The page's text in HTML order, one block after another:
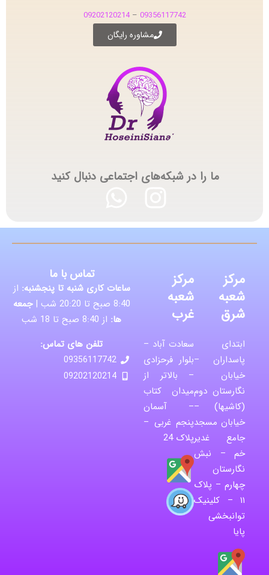
09356117742
–
09202120214
مشاوره رایگان
ما را در شبکه‌های اجتماعی دنبال کنید
مرکز
شعبه
شرق
ابتدای
پاسداران –
خیابان
نگارستان دوم
(کاشیها) –
خیابان مسجد
جامع غدیر
خم – نبش
نگارستان
چهارم – پلاک
۱۱ – کلینیک
توانبخشی
پایا
مرکز
شعبه
غرب
سعادت آباد –
بلوار فرحزادی
– بالاتر از
میدان کتاب
– آسمان
پنجم غربی –
پلاک 24
تماس با ما
ساعات کاری شنبه تا پنجشنبه: از
8:40 صبح تا 20:20 شب |
جمعه
ها: از 8:40 صبح تا 18 شب
تلفن های تماس:
09356117742
09202120214